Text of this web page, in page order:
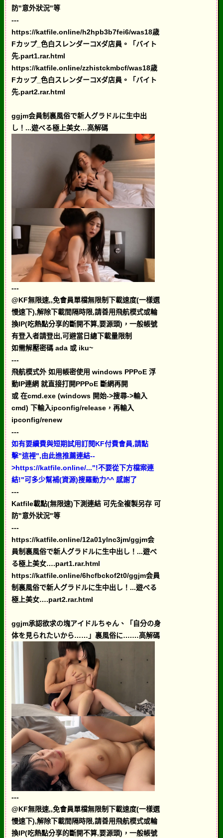
防"意外狀況"等
---
https://katfile.online/h2hpb3b7fei6/was18歳
Fカップ_色白スレンダーコXダ店員。「バイト
先.part1.rar.html
https://katfile.online/zzhistckmbcf/was18歳
Fカップ_色白スレンダーコXダ店員。「バイト
先.part2.rar.html
ggjm会員制裏風俗で新人グラドルに生中出
し！...遊べる極上美女…高解碼
---
@KF無限速,,免會員單檔無限制下載速度(一樣選
慢速下),解除下載間隔時限,請善用飛航模式或輪
換IP(吃熱點分享的斷開不算,要源頭)，一般帳號
有登入者請登出,可避當日總下載量限制
如需解壓密碼 ada 或 iku~
---
飛航模式外 如用帳密使用 windows PPPoE 浮
動IP連網 就直接打開PPPoE 斷網再開
或 在cmd.exe (windows 開始->搜尋->輸入
cmd) 下輸入ipconfig/release，再輸入
ipconfig/renew
---
如有要續費與短期試用訂閱KF付費會員,請點
擊"這裡",由此進推薦連結--
>https://katfile.online/..."!不要從下方檔案連
結!"可多少幫補(資源)搜羅動力^^ 感謝了
---
Katfile載點(無限速)下測連結 可先全複製另存 可
防"意外狀況"等
---
https://katfile.online/12a01ylnc3jm/ggjm会
員制裏風俗で新人グラドルに生中出し！...遊べ
る極上美女….part1.rar.html
https://katfile.online/6hcfbckof2t0/ggjm会員
制裏風俗で新人グラドルに生中出し！...遊べる
極上美女….part2.rar.html
ggjm承認欲求の塊アイドルちゃん、「自分の身
体を見られたいから……」裏風俗に….…高解碼
---
@KF無限速,,免會員單檔無限制下載速度(一樣選
慢速下),解除下載間隔時限,請善用飛航模式或輪
換IP(吃熱點分享的斷開不算,要源頭)，一般帳號